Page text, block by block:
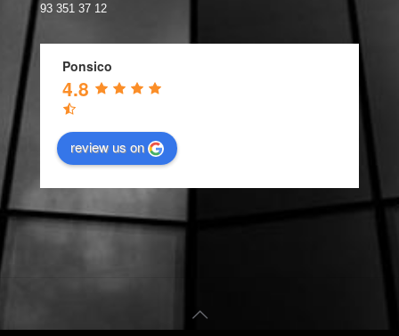
93 351 37 12
Ponsico
4.8
review us on